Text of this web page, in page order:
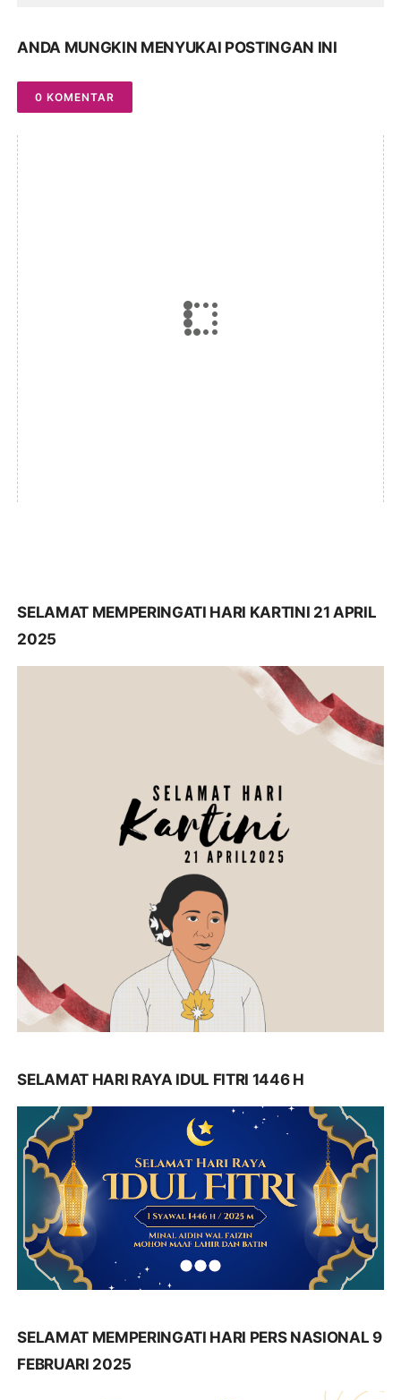
ANDA MUNGKIN MENYUKAI POSTINGAN INI
0 KOMENTAR
SELAMAT MEMPERINGATI HARI KARTINI 21 APRIL
2025
SELAMAT HARI RAYA IDUL FITRI 1446 H
SELAMAT MEMPERINGATI HARI PERS NASIONAL 9
FEBRUARI 2025